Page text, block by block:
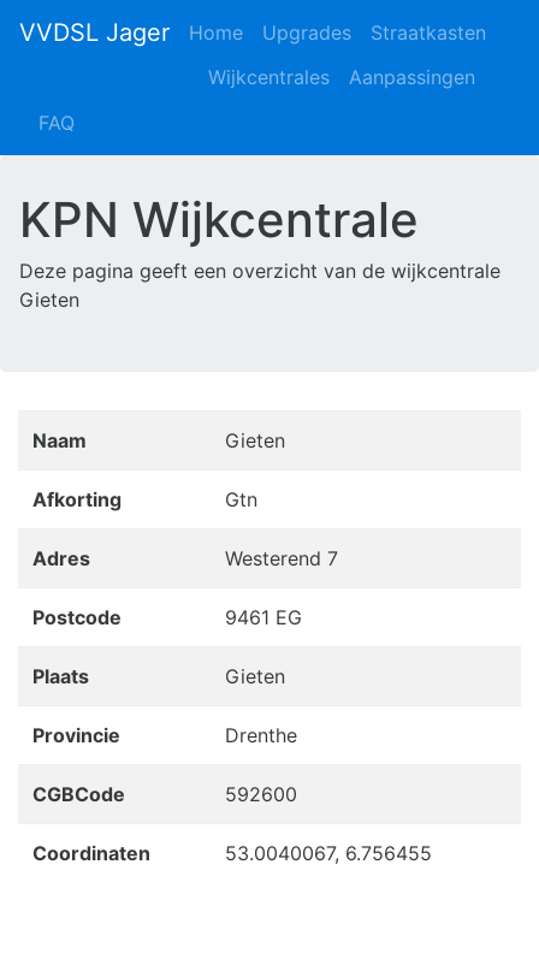
VVDSL Jager Home Upgrades
Straatkasten
Wijkcentrales
Aanpassingen
FAQ
KPN Wijkcentrale
Deze pagina geeft een overzicht van de wijkcentrale
Gieten
Naam Gieten
Afkorting Gtn
Adres Westerend 7
Postcode 9461 EG
Plaats Gieten
Provincie Drenthe
CGBCode 592600
Coordinaten 53.0040067, 6.756455